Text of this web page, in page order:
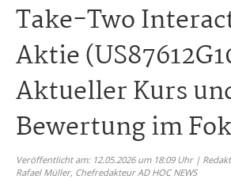
Take-Two
Aktie
Aktueller Kurs
Bewertung im
Veröffentlicht am: 12.05.2026 um 18:09 Uhr |
Rafael Müller, Chefredakteur AD HOC NEWS